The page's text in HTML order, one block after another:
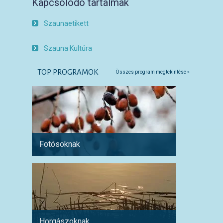
Kapcsolódó tartalmak
Szaunaetikett
Szauna Kultúra
TOP PROGRAMOK Összes program megtekintése »
Fotósoknak